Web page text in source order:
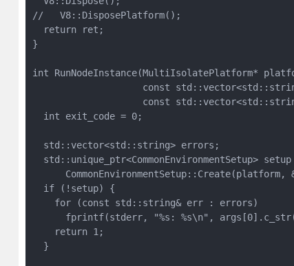
//   V8::DisposePlatform();
  return ret;
}
int RunNodeInstance(MultiIsolatePlatform*
const
const
  int exit_code = 0;
  std::vector<std::string> errors;
std::unique_ptr<CommonEnvironmentSetup> setup
CommonEnvironmentSetup::Create(platform,
  if (!setup) {
    for (const std::string& err : errors)
fprintf(stderr, "%s: %s\n",
    return 1;
  }